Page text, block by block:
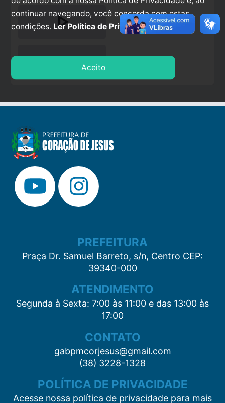
play_arrow
stop
PREFEITURA
Praça Dr. Samuel Barreto, s/n, Centro CEP:
39340-000
ATENDIMENTO
Segunda à Sexta: 7:00 às 11:00 e das 13:00 às
17:00
CONTATO
gabpmcorjesus@gmail.com
(38) 3228-1328
POLÍTICA DE PRIVACIDADE
Acesse nossa política de privacidade para mais
continuar navegando, você concorda com estas
condições. Ler Política de Privacidade.
Aceito